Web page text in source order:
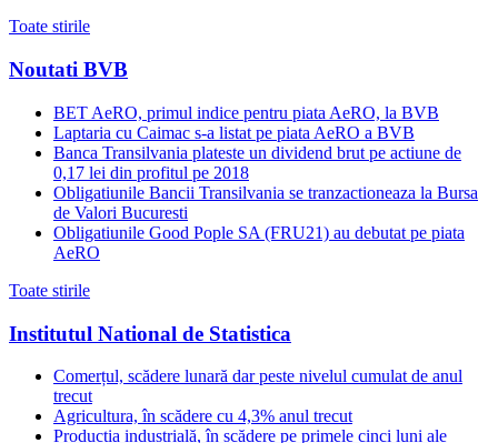
Toate stirile
Noutati BVB
BET AeRO, primul indice pentru piata AeRO, la BVB
Laptaria cu Caimac s-a listat pe piata AeRO a BVB
Banca Transilvania plateste un dividend brut pe actiune de
0,17 lei din profitul pe 2018
Obligatiunile Bancii Transilvania se tranzactioneaza la Bursa
de Valori Bucuresti
Obligatiunile Good Pople SA (FRU21) au debutat pe piata
AeRO
Toate stirile
Institutul National de Statistica
Comerțul, scădere lunară dar peste nivelul cumulat de anul
trecut
Agricultura, în scădere cu 4,3% anul trecut
Producția industrială, în scădere pe primele cinci luni ale